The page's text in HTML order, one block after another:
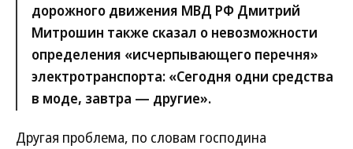
дорожного движения МВД РФ Дмитрий
Митрошин также сказал о невозможности
определения «исчерпывающего перечня»
электротранспорта: «Сегодня одни средства
в моде, завтра — другие».
Другая проблема, по словам господина